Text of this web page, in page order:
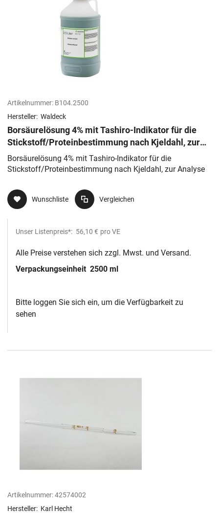
Artikelnummer: B104.2500
Hersteller: Waldeck
Borsäurelösung 4% mit Tashiro-Indikator für die
Stickstoff/Proteinbestimmung nach Kjeldahl, zur
Analyse
Borsäurelösung 4% mit Tashiro-Indikator für die
Stickstoff/Proteinbestimmung nach Kjeldahl, zur Analyse
Wunschliste Vergleichen
Unser Listenpreis*: 56,10 € pro VE
Alle Preise verstehen sich zzgl. Mwst. und Versand.
Verpackungseinheit 2500 ml
Bitte loggen Sie sich ein, um die Verfügbarkeit zu
sehen
Artikelnummer:42574002
Hersteller: Karl Hecht